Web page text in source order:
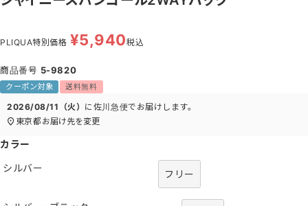
PLIQUA特別価格 ¥5,940税込
商品番号 5-9820
クーポン対象 送料無料
2026/08/11（火） に 佐川急便でお届けします。
東京都 お届け先を変更
カラー
シルバー
フリー